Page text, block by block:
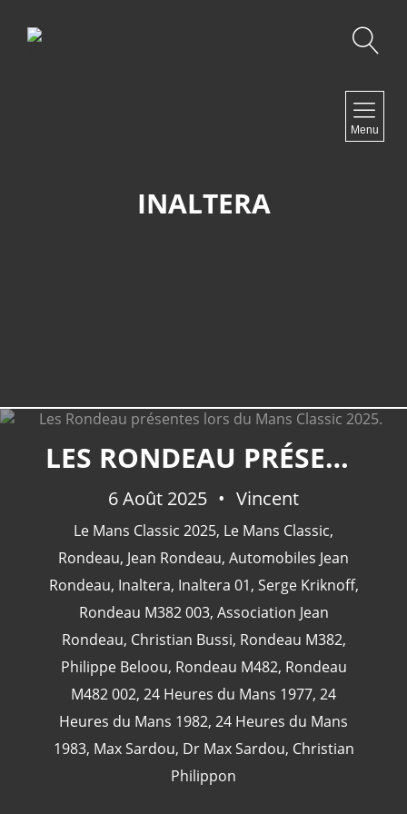
Menu
INALTERA
LES RONDEAU PRÉSENTES LORS DU MANS CLASSIC 2025.
6 Août 2025 Vincent
Le Mans Classic 2025, Le Mans Classic,
Rondeau, Jean Rondeau, Automobiles Jean
Rondeau, Inaltera, Inaltera 01, Serge Kriknoff,
Rondeau M382 003, Association Jean
Rondeau, Christian Bussi, Rondeau M382,
Philippe Beloou, Rondeau M482, Rondeau
M482 002, 24 Heures du Mans 1977, 24
Heures du Mans 1982, 24 Heures du Mans
1983, Max Sardou, Dr Max Sardou, Christian
Philippon
CATÉGORIES
24 Heures Du Mans(18)
Henri Pescarolo(8)
24 Heures Du Mans 1963(5)
24 Heures Du Mans 1967 (5)
Artcar(5)